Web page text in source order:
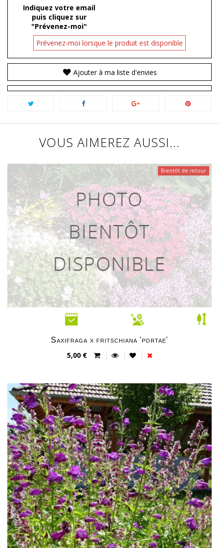
Indiquez votre email
puis cliquez sur
"Prévenez-moi"
Prévenez-moi lorsque le produit est disponible
Ajouter à ma liste d'envies
VOUS AIMEREZ AUSSI...
Bientôt de retour
Saxifraga x fritschiana 'portae'
5,00 €